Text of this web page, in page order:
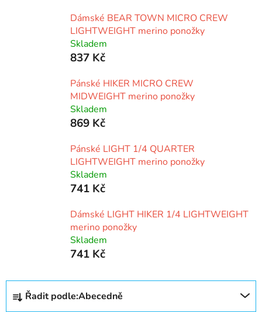
Dámské BEAR TOWN MICRO CREW
LIGHTWEIGHT merino ponožky
Skladem
837 Kč
Pánské HIKER MICRO CREW
MIDWEIGHT merino ponožky
Skladem
869 Kč
Pánské LIGHT 1/4 QUARTER
LIGHTWEIGHT merino ponožky
Skladem
741 Kč
Dámské LIGHT HIKER 1/4 LIGHTWEIGHT
merino ponožky
Skladem
741 Kč
Ř
Řadit podle:Abecedně